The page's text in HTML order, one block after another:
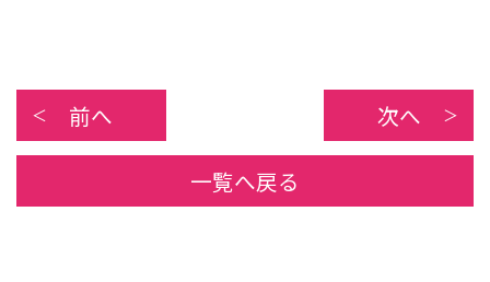
前へ 次へ
一覧へ戻る